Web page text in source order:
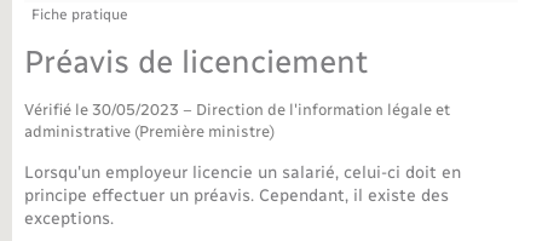
Bibliothèques
Tourisme
Nouvel habitant
Fiche pratique
Préavis de licenciement
Vérifié le 30/05/2023 – Direction de l'information légale et
administrative (Première ministre)
Lorsqu'un employeur licencie un salarié, celui-ci doit en
principe effectuer un préavis. Cependant, il existe des
exceptions.